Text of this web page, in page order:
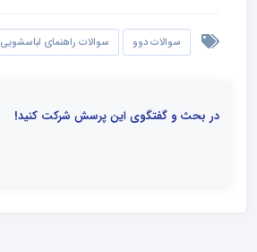
سوالات دوو سوالات راهنمای لباسشویی
در بحث و گفتگوی این پرسش شرکت کنید!